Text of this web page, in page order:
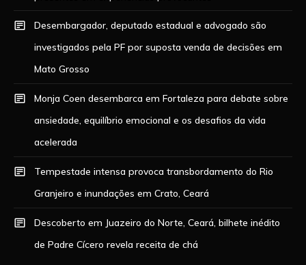
Desembargador, deputado estadual e advogado são
investigados pela PF por suposta venda de decisões em
Mato Grosso
Monja Coen desembarca em Fortaleza para debate sobre
ansiedade, equilíbrio emocional e os desafios da vida
acelerada
Tempestade intensa provoca transbordamento do Rio
Granjeiro e inundações em Crato, Ceará
Descoberto em Juazeiro do Norte, Ceará, bilhete inédito
de Padre Cícero revela receita de chá